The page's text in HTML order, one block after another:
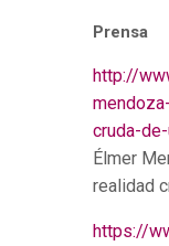
Prensa
http://
cruda-
Élmer
realidad
https://